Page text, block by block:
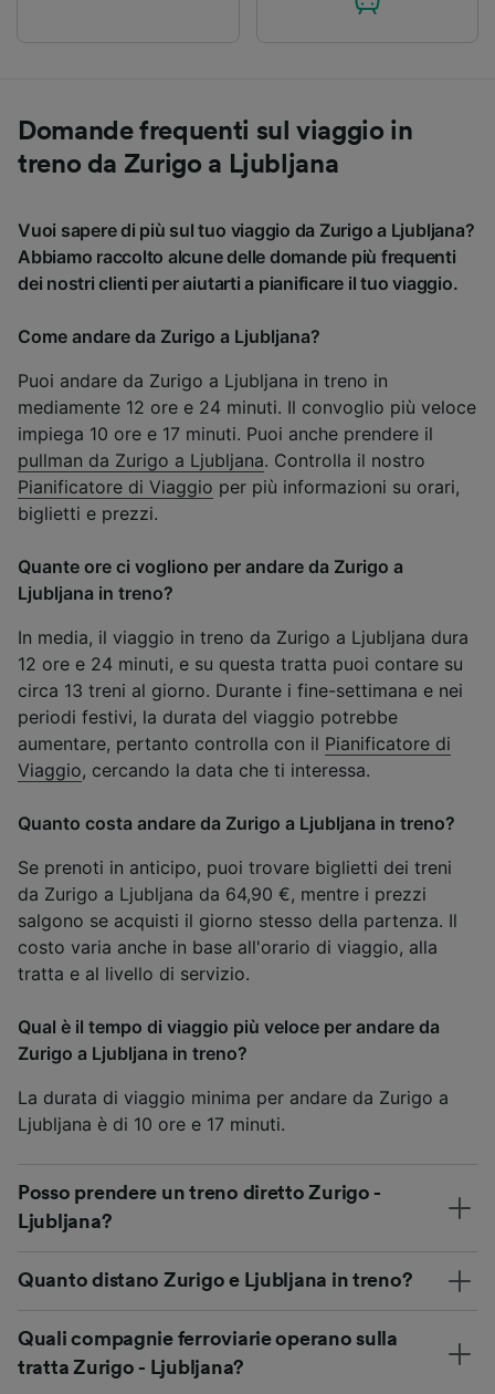
Domande frequenti sul viaggio in
treno da Zurigo a Ljubljana
Vuoi sapere di più sul tuo viaggio da Zurigo a Ljubljana?
Abbiamo raccolto alcune delle domande più frequenti
dei nostri clienti per aiutarti a pianificare il tuo viaggio.
Come andare da Zurigo a Ljubljana?
Puoi andare da Zurigo a Ljubljana in treno in
mediamente 12 ore e 24 minuti. Il convoglio più veloce
impiega 10 ore e 17 minuti. Puoi anche prendere il
pullman da Zurigo a Ljubljana. Controlla il nostro
Pianificatore di Viaggio per più informazioni su orari,
biglietti e prezzi.
Quante ore ci vogliono per andare da Zurigo a
Ljubljana in treno?
In media, il viaggio in treno da Zurigo a Ljubljana dura
12 ore e 24 minuti, e su questa tratta puoi contare su
circa 13 treni al giorno. Durante i fine-settimana e nei
periodi festivi, la durata del viaggio potrebbe
aumentare, pertanto controlla con il Pianificatore di
Viaggio, cercando la data che ti interessa.
Quanto costa andare da Zurigo a Ljubljana in treno?
Se prenoti in anticipo, puoi trovare biglietti dei treni
da Zurigo a Ljubljana da 64,90 €, mentre i prezzi
salgono se acquisti il giorno stesso della partenza. Il
costo varia anche in base all'orario di viaggio, alla
tratta e al livello di servizio.
Qual è il tempo di viaggio più veloce per andare da
Zurigo a Ljubljana in treno?
La durata di viaggio minima per andare da Zurigo a
Ljubljana è di 10 ore e 17 minuti.
Posso prendere un treno diretto Zurigo -
Ljubljana?
Quanto distano Zurigo e Ljubljana in treno?
Quali compagnie ferroviarie operano sulla
tratta Zurigo - Ljubljana?